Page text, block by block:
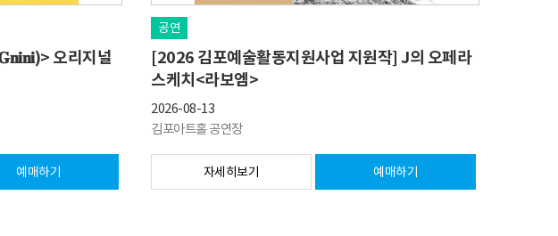
오리지널
예매하기
공연
[2026 김포예술활동지원사업 지원작] J의 오페라
스케치<라보엠>
2026-08-13
김포아트홀 공연장
자세히보기 예매하기